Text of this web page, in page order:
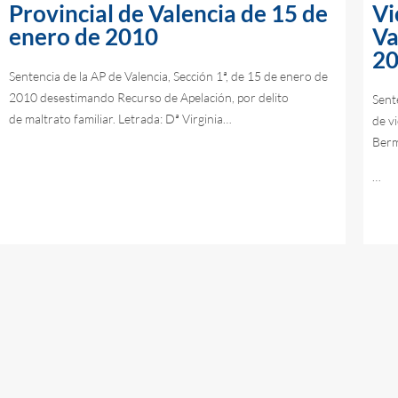
Provincial de Valencia de 15 de
enero de 2010
Sentencia de la AP de Valencia, Sección 1ª, de 15 de enero de
2010 desestimando Recurso de Apelación, por delito
de maltrato familiar. Letrada: Dª Virginia…
de